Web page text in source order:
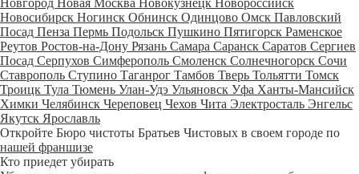
Новгород Новая Москва Новокузнецк Новороссийск
Новосибирск Ногинск Обнинск Одинцово Омск Павловский
Посад Пенза Пермь Подольск Пушкино Пятигорск Раменское
Реутов Ростов-на-Дону Рязань Самара Саранск Саратов Сергиев
Посад Серпухов Симферополь Смоленск Солнечногорск Сочи
Ставрополь Ступино Таганрог Тамбов Тверь Тольятти Томск
Троицк Тула Тюмень Улан-Удэ Ульяновск Уфа Ханты-Мансийск
Химки Челябинск Череповец Чехов Чита Электросталь Энгельс
Якутск Ярославль
Откройте Бюро чистоты Братьев Чистовых в своем городе по
нашей франшизе
Кто приедет убирать